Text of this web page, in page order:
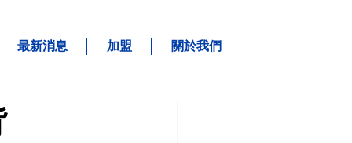
最新消息 加盟 關於我們